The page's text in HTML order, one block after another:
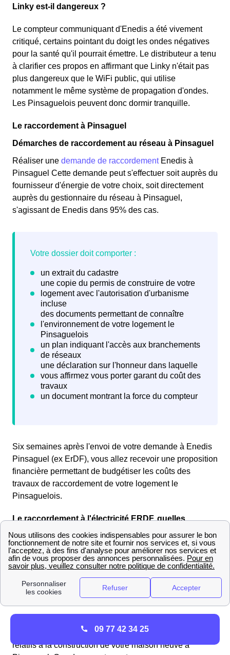
Linky est-il dangereux ?
Le compteur communiquant d'Enedis a été vivement
critiqué, certains pointant du doigt les ondes négatives
pour la santé qu'il pourrait émettre. Le distributeur a tenu
à clarifier ces propos en affirmant que Linky n'était pas
plus dangereux que le WiFi public, qui utilise
notamment le même système de propagation d'ondes.
Les Pinsaguelois peuvent donc dormir tranquille.
Le raccordement à Pinsaguel
Démarches de raccordement au réseau à Pinsaguel
Réaliser une demande de raccordementEnedis à
Pinsaguel Cette demande peut s'effectuer soit auprès du
fournisseur d'énergie de votre choix, soit directement
auprès du gestionnaire du réseau à Pinsaguel,
s'agissant de Enedis dans 95% des cas.
Six semaines après l'envoi de votre demande à Enedis
Pinsaguel (ex ErDF), vous allez recevoir une proposition
financière permettant de budgétiser les coûts des
travaux de raccordement de votre logement le
Pinsaguelois.
Le raccordement à l'électricité ERDF, quelles
démarches à Pinsaguel ?
Le raccordement de votre maison neuve au réseau
électrique se fait via Enedis (ex-ErDF) qui est le
gestionnaire de réseau électrique sur 95% du territoire
français. Pour entamer la démarche d'un raccordement à
Pinsaguel, il faut contacter directement Enedis.
votre dossier, il vous faudra vous munir de documents
relatifs à la construction de votre maison neuve à
09 77 42 34 25